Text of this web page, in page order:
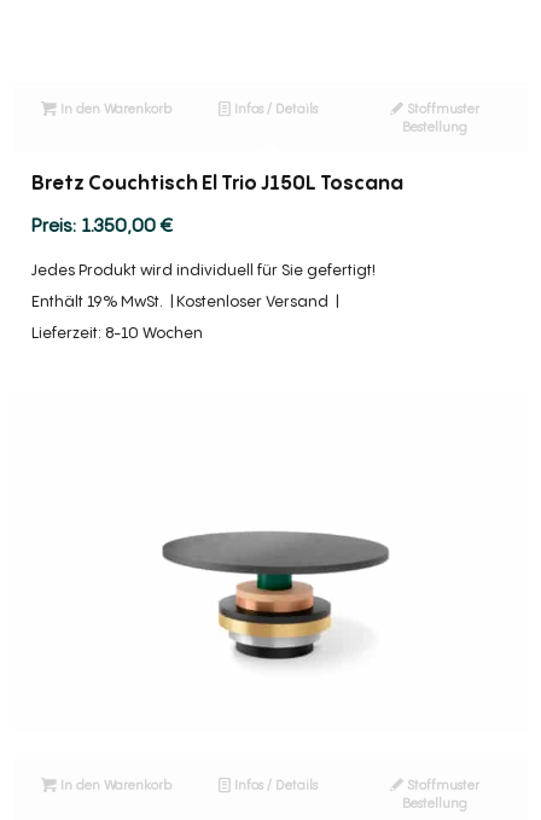
In den Warenkorb Infos / Details
Stoffmuster
Bestellung
Bretz Couchtisch El Trio J150L Toscana
1.350,00€
Jedes Produkt wird individuell für Sie gefertigt!
Enthält 19% MwSt.
Kostenloser Versand
Lieferzeit: 8-10 Wochen
In den Warenkorb Infos / Details
Stoffmuster
Bestellung